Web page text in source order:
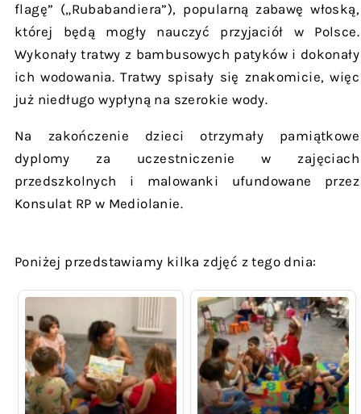
flagę” („Rubabandiera”), popularną zabawę włoską,
której będą mogły nauczyć przyjaciół w Polsce.
Wykonały tratwy z bambusowych patyków i dokonały
ich wodowania. Tratwy spisały się znakomicie, więc
już niedługo wypłyną na szerokie wody.
Na zakończenie dzieci otrzymały pamiątkowe
dyplomy za uczestniczenie w zajęciach
przedszkolnych i malowanki ufundowane przez
Konsulat RP w Mediolanie.
Poniżej przedstawiamy kilka zdjęć z tego dnia: